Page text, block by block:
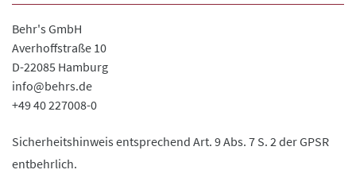
Behr's GmbH
Averhoffstraße 10
D-22085 Hamburg
info@behrs.de
+49 40 227008-0
Sicherheitshinweis entsprechend Art. 9 Abs. 7 S. 2 der GPSR
entbehrlich.